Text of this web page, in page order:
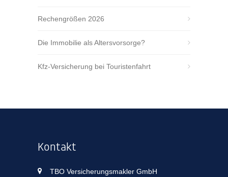
Rechengrößen 2026
Die Immobilie als Altersvorsorge?
Kfz-Versicherung bei Touristenfahrt
Kontakt
TBO Versicherungsmakler GmbH